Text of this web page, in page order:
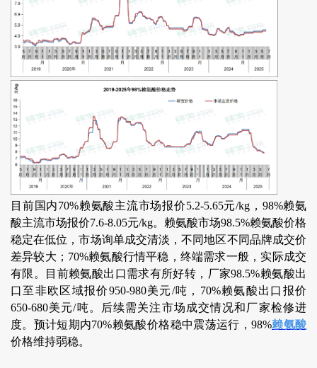
目前国内70%赖氨酸主流市场报价5.2-5.65元/kg，98%赖氨
酸主流市场报价7.6-8.05元/kg。赖氨酸市场98.5%赖氨酸价格
稳定在低位，市场询单成交清淡，不同地区不同品牌成交价
差异较大；70%赖氨酸行情平稳，终端需求一般，实际成交
有限。目前赖氨酸出口需求有所好转，厂家98.5%赖氨酸出
口至非欧区域报价950-980美元/吨，70%赖氨酸出口报价
650-680美元/吨。后续需关注市场成交情况和厂家检修进
度。预计短期内70%赖氨酸价格稳中震荡运行，98%赖氨酸
价格维持弱稳。